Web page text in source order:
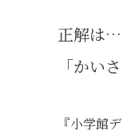
正解は
「かい
『小学館